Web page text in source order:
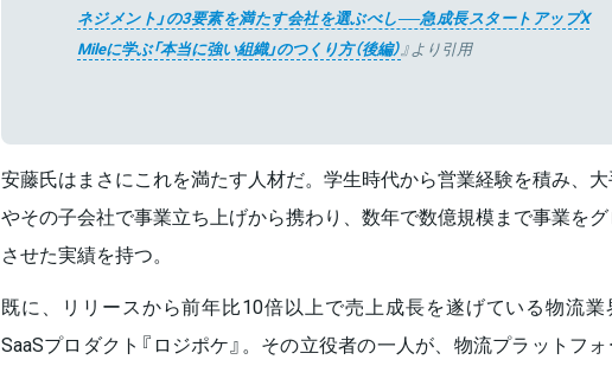
ネジメント」の3要素を満たす会社を選ぶべし──急成長スタートアップX
Mileに学ぶ「本当に強い組織」のつくり方（後編）』より引用
安藤氏はまさにこれを満たす人材だ。学生時代から営業経験を積み、
やその子会社で事業立ち上げから携わり、数年で数億規模まで事業を
させた実績を持つ。
既に、リリースから前年比10倍以上で売上成長を遂げている物流業
SaaSプロダクト『ロジポケ』。その立役者の一人が、物流プラットフ